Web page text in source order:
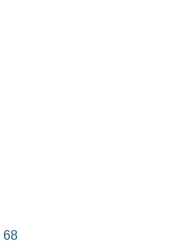
68